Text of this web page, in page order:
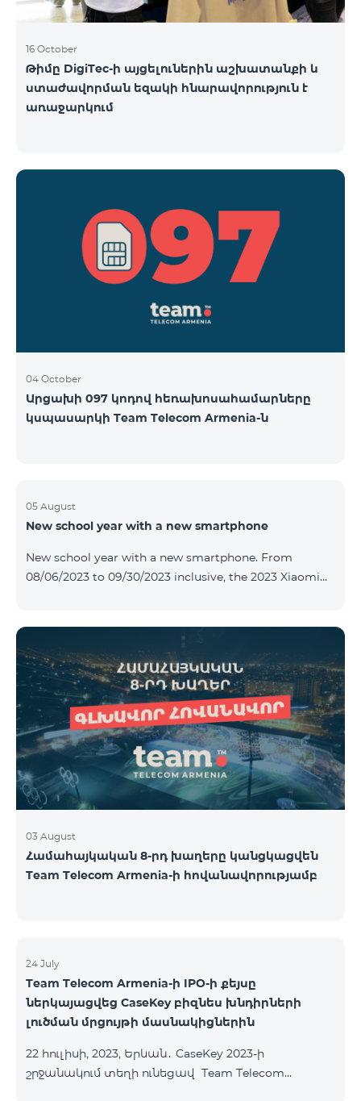
16 October
Թիմը DigiTec-ի այցելուներին աշխատանքի և
ստաժավորման եզակի հնարավորություն է
առաջարկում
04 October
Արցախի 097 կոդով հեռախոսահամարները
կսպասարկի Team Telecom Armenia-ն
05 August
New school year with a new smartphone
New school year with a new smartphone. From
08/06/2023 to 09/30/2023 inclusive, the 2023 Xiaomi
- the 1st month is free. A smartphone can also be
purchased on credit, starting from 1250 AMD per
month. Bank charges are added to the monthly fee.
Tariff terms are below. Prepaid package Teamtok.
Monthly fee: 2500 AMD 250minutes to RA, Artsakh,
USA and Canada, Beeline Russia and Tele2 mob
03 August
Համահայկական 8-րդ խաղերը կանցկացվեն
Team Telecom Armenia-ի հովանավորությամբ
24 July
Team Telecom Armenia-ի IPO-ի քեյսը
ներկայացվեց CaseKey բիզնես խնդիրների
լուծման մրցույթի մասնակիցներին
22 հուլիսի, 2023, Երևան․ CaseKey 2023-ի
շրջանակում տեղի ունեցավ Team Telecom